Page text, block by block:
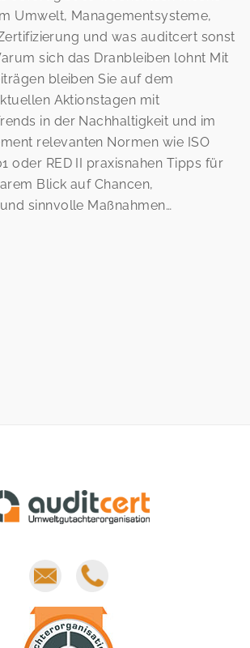
Umwelt, Managementsysteme,
und was auditcert sonst
sich das Dranbleiben lohnt Mit
bleiben Sie auf dem
Aktionstagen mit
in der Nachhaltigkeit und im
relevanten Normen wie ISO
oder RED II praxisnahen Tipps für
Blick auf Chancen,
sinnvolle Maßnahmen…
E-
mail